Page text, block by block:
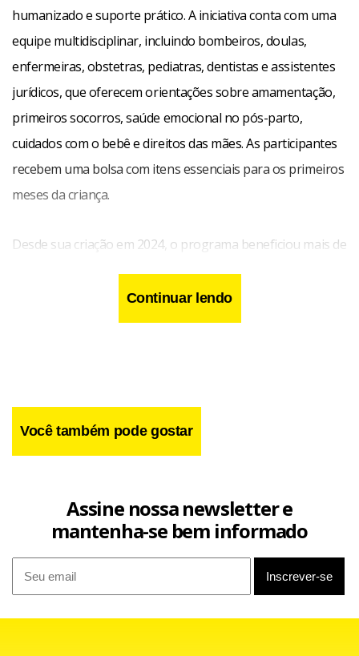
humanizado e suporte prático. A iniciativa conta com uma
equipe multidisciplinar, incluindo bombeiros, doulas,
enfermeiras, obstetras, pediatras, dentistas e assistentes
jurídicos, que oferecem orientações sobre amamentação,
primeiros socorros, saúde emocional no pós-parto,
cuidados com o bebê e direitos das mães. As participantes
recebem uma bolsa com itens essenciais para os primeiros
meses da criança.
Desde sua criação em 2024, o programa beneficiou mais de
3 mil mulheres. Entre janeiro e abril deste ano, foram
realizados 388 atendimentos. O curso ocorre
semanalmente, às sextas-feiras, das 10h às 12h, durante as
98382-0271.
Continuar lendo
Você também pode gostar
Assine nossa newsletter e
mantenha-se bem informado